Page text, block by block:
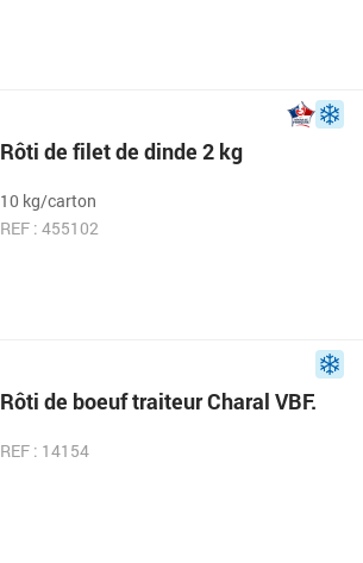
Rôti de filet de dinde 2 kg
10 kg/carton
REF : 455102
Rôti de boeuf traiteur Charal VBF.
REF : 14154